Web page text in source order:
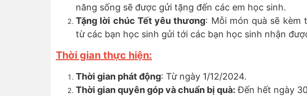
năng sống sẽ được gửi tặng đến các em học sinh.
Tặng lời chúc Tết yêu thương: Mỗi món quà sẽ kèm
từ các bạn học sinh gửi tới các bạn học sinh nhận
Thời gian thực hiện:
Thời gian phát động: Từ ngày 1/12/2024.
Thời gian quyên góp và chuẩn bị quà: Đến hết ngày